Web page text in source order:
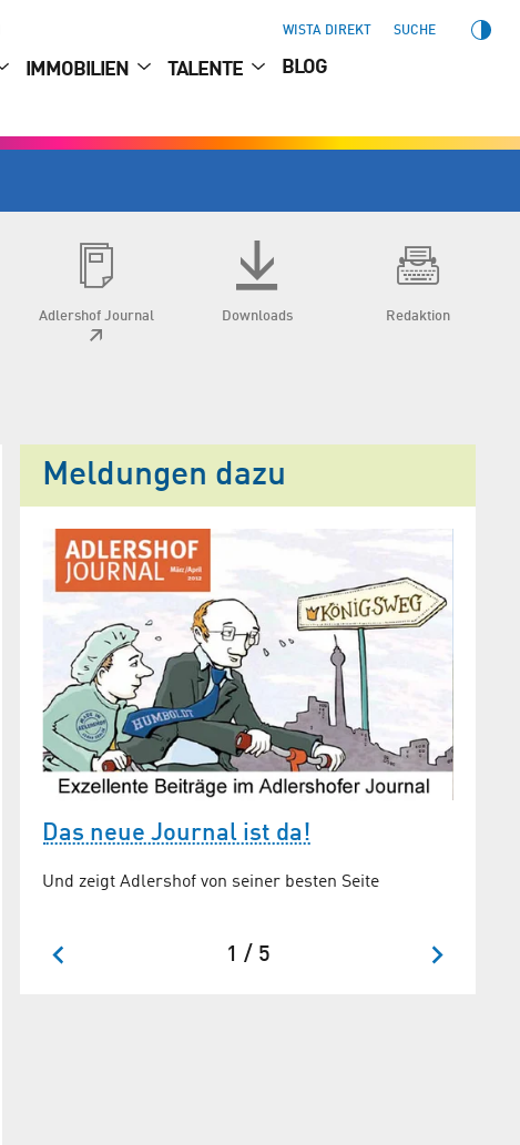
WISTA DIREKT SUCHE
IMMOBILIEN TALENTE BLOG
Adlershof Journal Downloads Redaktion
Meldungen dazu
Das neue Journal ist da!
Und zeigt Adlershof von seiner besten Seite
1 / 5